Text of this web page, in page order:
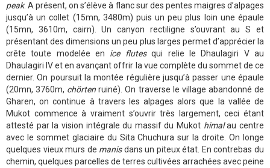
peak. A présent, on s’élève à flanc sur des pentes maigres d’alpages
jusqu’à un collet (15mn, 3480m) puis un peu plus loin une épaule
(15mn, 3610m, cairn). Un canyon rectiligne s’ouvrant au S et
présentant des dimensions un peu plus larges permet d’apprécier la
crête toute modelée en ice flutesqui relie le Dhaulagiri V au
Dhaulagiri IV et en avançant offrir la vue complète du sommet de ce
dernier. On poursuit la montée régulière jusqu’à passer une épaule
(20mn, 3760m, chörten ruiné). On traverse le village abandonné de
Gharen, on continue à travers les alpages alors que la vallée de
Mukot commence à vraiment s’ouvrir très largement, ceci étant
attesté par la vision intégrale du massif du Mukot himalau centre
avec le sommet glaciaire du Sita Chuchura sur la droite. On longe
quelques vieux murs de manisdans un piteux état. En contrebas du
chemin, quelques parcelles de terres cultivées arrachées avec peine